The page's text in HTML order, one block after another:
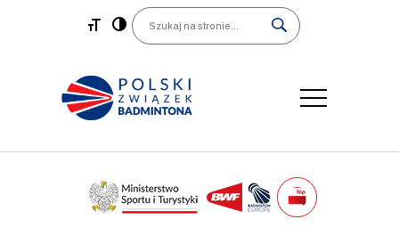
Main Navigation
Search